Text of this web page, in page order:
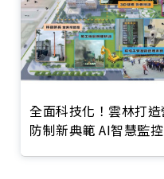
全面科技化！雲林打
防制新典範 AI智慧監